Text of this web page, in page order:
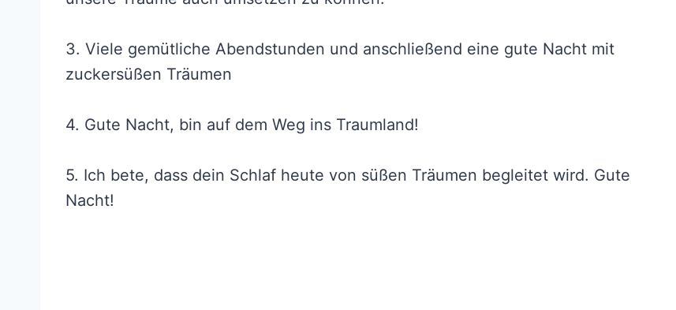
3. Viele gemütliche Abendstunden und anschließend eine gute Nacht mit
zuckersüßen Träumen
4. Gute Nacht, bin auf dem Weg ins Traumland!
5. Ich bete, dass dein Schlaf heute von süßen Träumen begleitet wird. Gute
Nacht!